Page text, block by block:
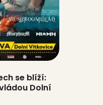
se blíží:
Dolní